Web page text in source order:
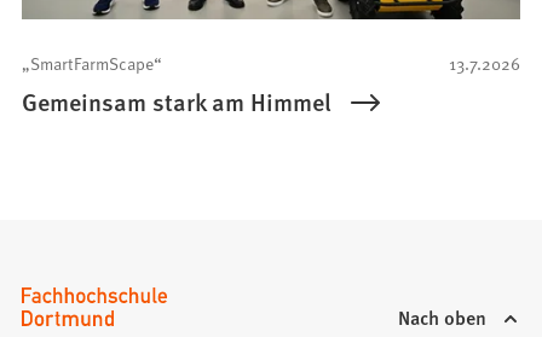
13.7.2026
„SmartFarmScape“
Gemeinsam stark am Himmel
Nach oben